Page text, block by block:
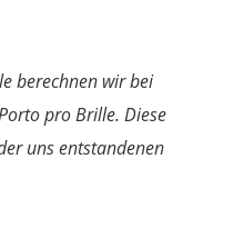
berechnen wir bei
pro Brille. Diese
uns entstandenen